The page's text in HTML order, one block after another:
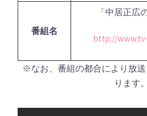
番組名
「中居正広
http://
※なお、番組の都合により放
ります。